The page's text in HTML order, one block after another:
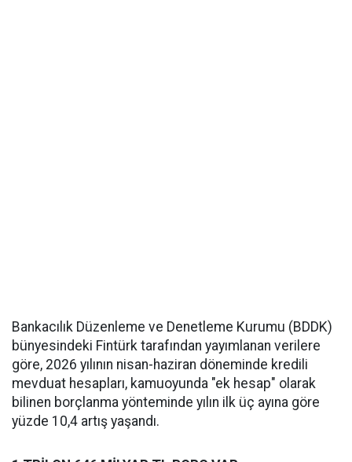
Bankacılık Düzenleme ve Denetleme Kurumu (BDDK)
bünyesindeki Fintürk tarafından yayımlanan verilere
göre, 2026 yılının nisan-haziran döneminde kredili
mevduat hesapları, kamuoyunda "ek hesap" olarak
bilinen borçlanma yönteminde yılın ilk üç ayına göre
yüzde 10,4 artış yaşandı.